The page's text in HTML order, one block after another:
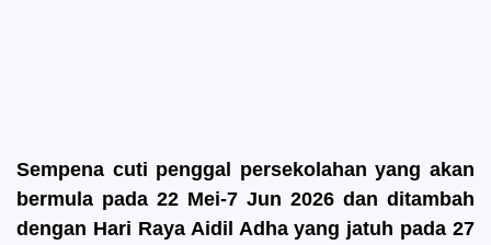
Sempena cuti penggal persekolahan yang akan
bermula pada 22 Mei-7 Jun 2026 dan ditambah
dengan Hari Raya Aidil Adha yang jatuh pada 27